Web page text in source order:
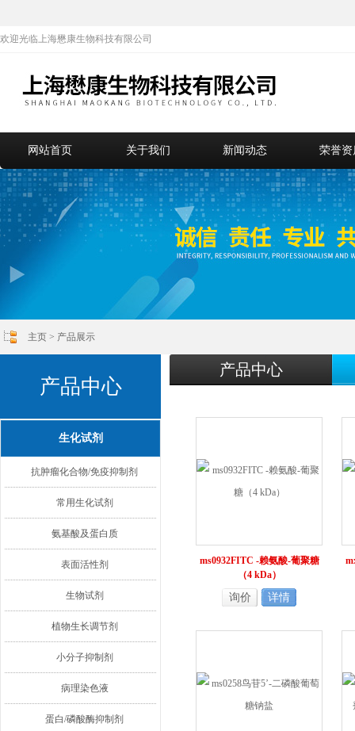
欢迎光临上海懋康生物科技有限公司
网站首页 关于我们 新闻动态 荣誉资
主页 > 产品展示
产品中心
生化试剂
抗肿瘤化合物/免疫抑制剂
常用生化试剂
氨基酸及蛋白质
表面活性剂
生物试剂
植物生长调节剂
小分子抑制剂
病理染色液
蛋白/磷酸酶抑制剂
产品中心
ms0932FITC -赖氨酸-葡聚糖
（4 kDa）
询价 详情